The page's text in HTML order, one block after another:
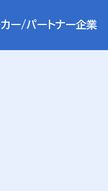
カー/パートナー企業